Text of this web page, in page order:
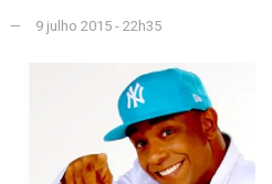
9 julho 2015 - 22h35